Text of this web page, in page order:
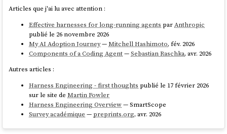
{{language}}: {{input}}"
tests:
- vars:
input:
- type: contains-all
value:
- "Bonjour"
- "monde"
Données extraites avechackernews-trends-poc
Jusqu'à présent, je pensais à tort que l'analogie du harnais
sans saisir la pertinence de ce terme, par manque de culture de cette
harness the wind ». Voici la définitiondu verbeharness :
Articles que j'ai lu avec attention :
Effective harnesses for long-running agents parAnthropic
publié le 26 novembre 2026
My AI Adoption Journey—Mitchell Hashimoto, fév. 2026
Components of a Coding Agent—Sebastian Raschka, avr. 2026
Autres articles :
Harness Engineering - first thoughts publié le 17 février 2026
sur le site deMartin Fowler
Harness Engineering Overview— SmartScope
Survey académique — preprints.org, avr. 2026